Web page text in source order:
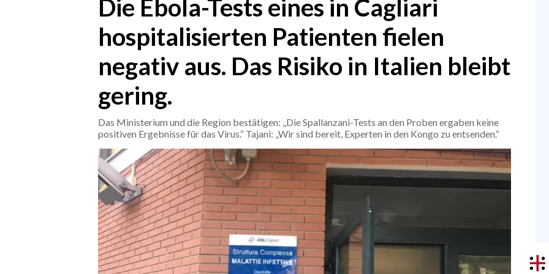
RISULTATI E CLASSIFICHE
Die Ebola-Tests eines in Cagliari
hospitalisierten Patienten fielen
negativ aus. Das Risiko in Italien bleibt
gering.
Das Ministerium und die Region bestätigen: „Die Spallanzani-Tests an den Proben ergaben keine
positiven Ergebnisse für das Virus.“ Tajani: „Wir sind bereit, Experten in den Kongo zu entsenden.“